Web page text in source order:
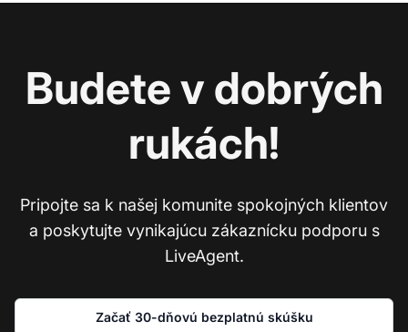
Budete v dobrých
rukách!
Pripojte sa k našej komunite spokojných klientov
a poskytujte vynikajúcu zákaznícku podporu s
LiveAgent.
Začať 30-dňovú bezplatnú skúšku